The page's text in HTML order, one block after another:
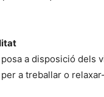
a disposició dels
a treballar o